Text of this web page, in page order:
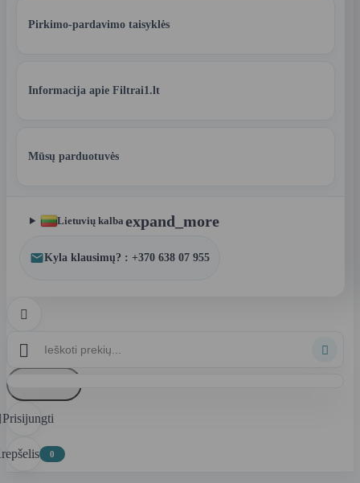
Pirkimo-pardavimo taisyklės
Informacija apie Filtrai1.lt
Mūsų parduotuvės
Lietuvių kalba expand_more
Kyla klausimų? : +370 638 07 955

 
Prisijungti
0